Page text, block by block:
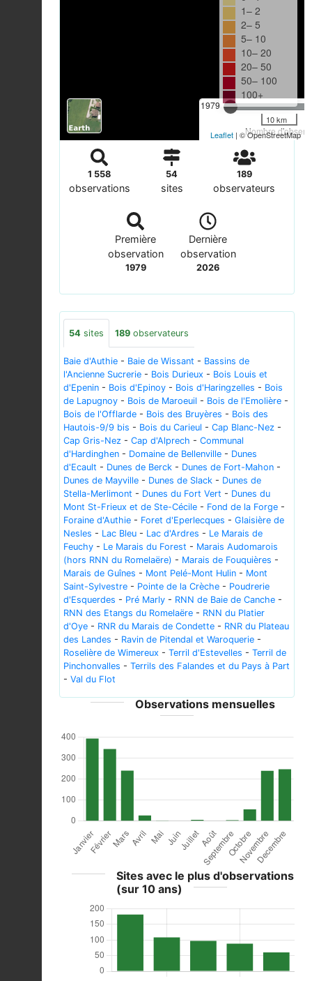
1979
Nombre
1– 2
2– 5
5– 10
10– 20
20– 50
50– 100
100+
10 km
Leaflet | © OpenStreetMap
1 558
observations
54
sites
189
observateurs
Première
observation
1979
Dernière
observation
2026
54 sites 189 observateurs
Baie d'Authie - Baie de Wissant - Bassins de
l'Ancienne Sucrerie - Bois Durieux - Bois Louis et
d'Epenin - Bois d'Epinoy - Bois d'Haringzelles - Bois
de Lapugnoy - Bois de Maroeuil - Bois de l'Emolière -
Bois de l'Offlarde - Bois des Bruyères - Bois des
Hautois-9/9 bis - Bois du Carieul - Cap Blanc-Nez -
Cap Gris-Nez - Cap d'Alprech - Communal
d'Hardinghen - Domaine de Bellenville - Dunes
d'Ecault - Dunes de Berck - Dunes de Fort-Mahon -
Dunes de Mayville - Dunes de Slack - Dunes de
Stella-Merlimont - Dunes du Fort Vert - Dunes du
Mont St-Frieux et de Ste-Cécile - Fond de la Forge -
Foraine d'Authie - Foret d'Eperlecques - Glaisière de
Nesles - Lac Bleu - Lac d'Ardres - Le Marais de
Feuchy - Le Marais du Forest - Marais Audomarois
(hors RNN du Romelaëre) - Marais de Fouquières -
Marais de Guînes - Mont Pelé-Mont Hulin - Mont
Saint-Sylvestre - Pointe de la Crèche - Poudrerie
d'Esquerdes - Pré Marly - RNN de Baie de Canche -
RNN des Etangs du Romelaëre - RNN du Platier
d'Oye - RNR du Marais de Condette - RNR du Plateau
des Landes - Ravin de Pitendal et Waroquerie -
Roselière de Wimereux - Terril d'Estevelles - Terril de
Pinchonvalles - Terrils des Falandes et du Pays à Part
- Val du Flot
Observations mensuelles
Sites avec le plus d'observations
(sur 10 ans)